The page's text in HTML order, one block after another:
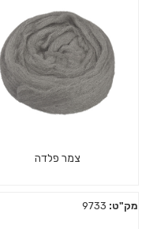
צמר פלדה
מק"ט: